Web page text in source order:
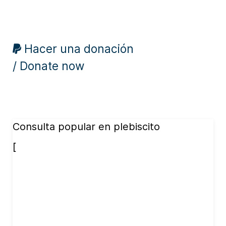
Hacer una donación
/ Donate now
Consulta popular en plebiscito
[